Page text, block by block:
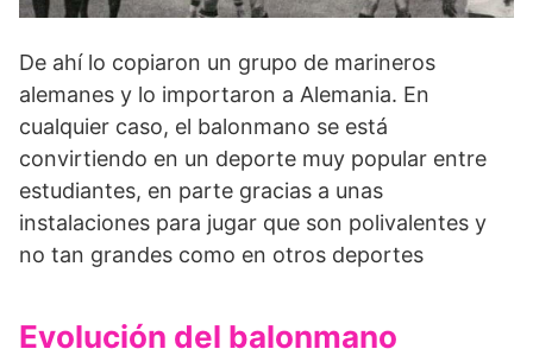
De ahí lo copiaron un grupo de marineros
alemanes y lo importaron a Alemania. En
cualquier caso, el balonmano se está
convirtiendo en un deporte muy popular entre
estudiantes, en parte gracias a unas
instalaciones para jugar que son polivalentes y
no tan grandes como en otros deportes
Evolución del balonmano